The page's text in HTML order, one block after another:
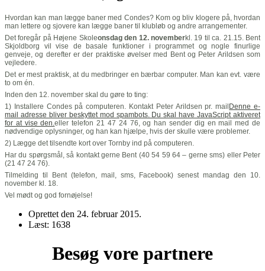
Hvordan kan man lægge baner med Condes? Kom og bliv klogere på, hvordan
man lettere og sjovere kan lægge baner til klubløb og andre arrangementer.
Det foregår på Højene Skoleonsdag den 12. novemberkl. 19 til ca. 21.15. Bent
Skjoldborg vil vise de basale funktioner i programmet og nogle finurlige
genveje, og derefter er der praktiske øvelser med Bent og Peter Arildsen som
vejledere.
Det er mest praktisk, at du medbringer en bærbar computer. Man kan evt. være
to om én.
Inden den 12. november skal du gøre to ting:
1) Installere Condes på computeren. Kontakt Peter Arildsen pr. mailDenne e-
mail adresse bliver beskyttet mod spambots. Du skal have JavaScript aktiveret
for at vise den.eller telefon 21 47 24 76, og han sender dig en mail med de
nødvendige oplysninger, og han kan hjælpe, hvis der skulle være problemer.
2) Lægge det tilsendte kort over Tornby ind på computeren.
Har du spørgsmål, så kontakt gerne Bent (40 54 59 64 – gerne sms) eller Peter
(21 47 24 76).
Tilmelding til Bent (telefon, mail, sms, Facebook) senest mandag den 10.
november kl. 18.
Vel mødt og god fornøjelse!
Oprettet den 24. februar 2015.
Læst: 1638
Besøg vore partnere